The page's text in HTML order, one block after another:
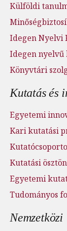
Külföldi
Idegen Nyelvi
Idegen
Könyvtári
Kutatás és
Egyetemi
Kari kutatási
Kutatási
Egyetemi
Tudományos
Nemzetközi